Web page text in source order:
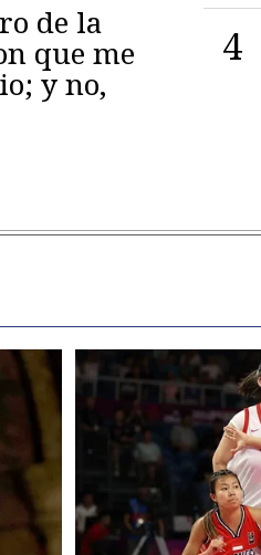
de la
que me
y no,
4